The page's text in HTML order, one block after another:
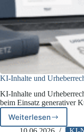
KI-Inhalte und
KI-Inhalte und
beim Einsatz generativer
Weiterlesen
KI-